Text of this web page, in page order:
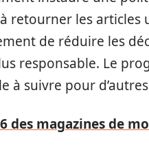
retourner les articles
de réduire les
responsable. Le
à suivre pour
des magazines de